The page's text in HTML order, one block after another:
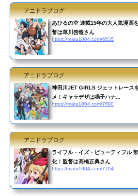
アニドラブログ
あひるの空 連載15年の大人気漫画
督は草川啓造さん
https://matu1004.com/6535
アニドラブログ
神田川JET GIRLS ジェットレース
メ！キャラデザは鳴子ハナ...
https://matu1004.com/7690
アニドラブログ
ライフル・イズ・ビューティフル
化！監督は高橋正典さん
https://matu1004.com/7704